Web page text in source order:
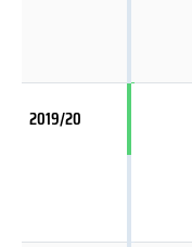
2019/20